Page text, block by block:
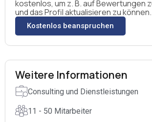
kostenlos, um z. B. auf Bewertungen
und das Profil aktualisieren zu können.
Kostenlos beanspruchen
Weitere Informationen
Consulting und Dienstleistungen
11 - 50 Mitarbeiter